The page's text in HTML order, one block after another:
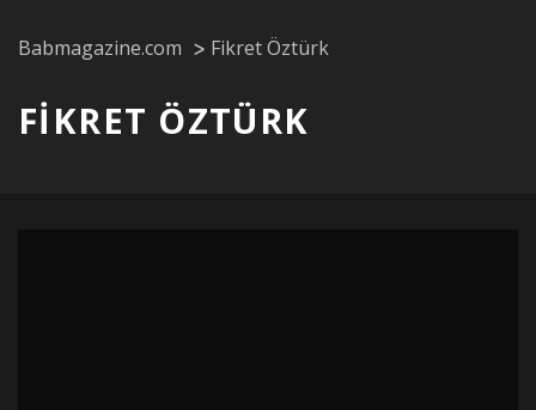
Babmagazine.com Fikret Öztürk
FIKRET ÖZTÜRK